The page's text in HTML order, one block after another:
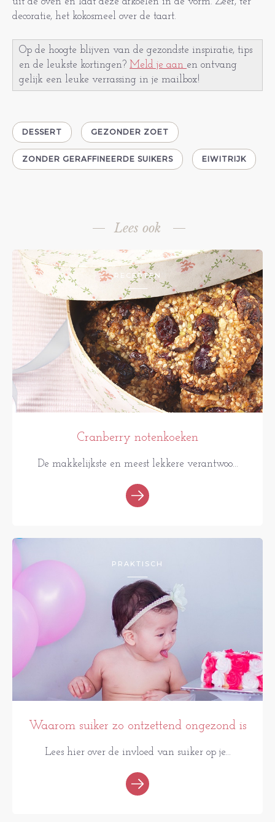
decoratie, het kokosmeel over de taart.
Op de hoogte blijven van de gezondste inspiratie, tips
en de leukste kortingen? Meld je aan en ontvang
gelijk een leuke verrassing in je mailbox!
DESSERT GEZONDER ZOET
ZONDER GERAFFINEERDE SUIKERS EIWITRIJK
Lees ook
RECEPTEN
Cranberry notenkoeken
De makkelijkste en meest lekkere verantwoo...
PRAKTISCH
Waarom suiker zo ontzettend ongezond is
Lees hier over de invloed van suiker op je...